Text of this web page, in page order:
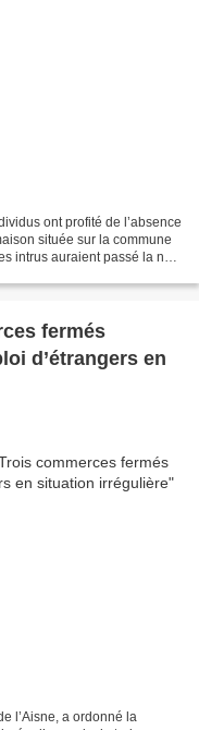
ont profité de l’absence
située sur la commune
intrus auraient passé la nuit
fermés
d’étrangers en
l’Aisne, a ordonné la